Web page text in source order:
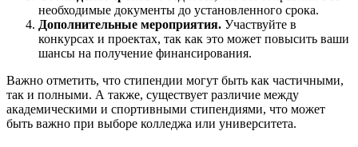
необходимые документы до установленного срока.
Дополнительные мероприятия. Участвуйте в
конкурсах и проектах, так как это может повысить ваши
шансы на получение финансирования.
Важно отметить, что стипендии могут быть как частичными,
так и полными. А также, существует различие между
академическими и спортивными стипендиями, что может
быть важно при выборе колледжа или университета.